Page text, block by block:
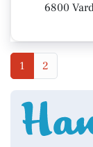
6800
1 2